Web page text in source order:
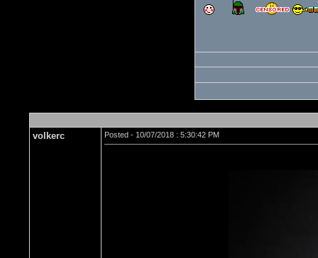
volkerc Posted - 10/07/2018 : 5:30:42 PM